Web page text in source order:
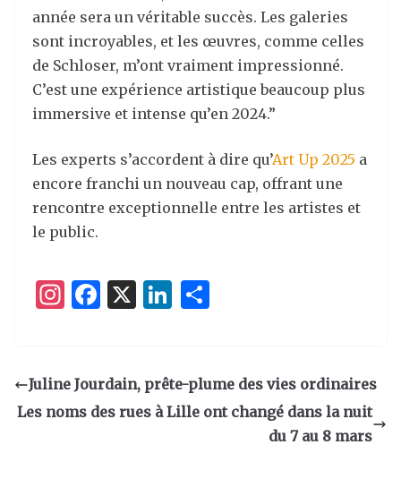
année sera un véritable succès. Les galeries
sont incroyables, et les œuvres, comme celles
de Schloser, m’ont vraiment impressionné.
C’est une expérience artistique beaucoup plus
immersive et intense qu’en 2024.”
Les experts s’accordent à dire qu’Art Up 2025 a
encore franchi un nouveau cap, offrant une
rencontre exceptionnelle entre les artistes et
le public.
I
a
g
F
e
b
X
Li
e
dI
g
er
Juline Jourdain, prête-plume des vies ordinaires
Les noms des rues à Lille ont changé dans la nuit
du 7 au 8 mars